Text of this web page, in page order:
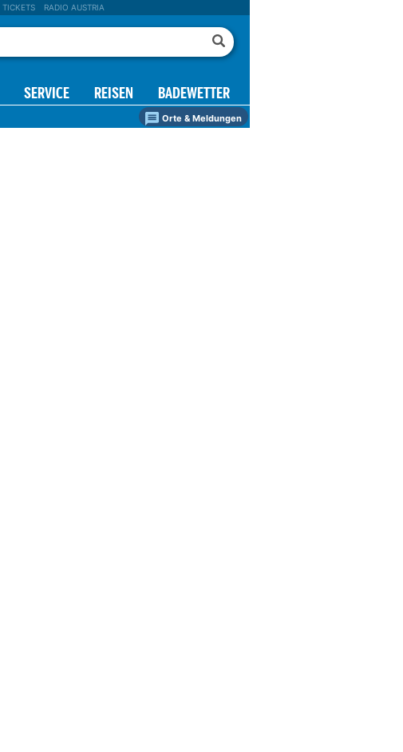
TICKETS RADIO AUSTRIA
SERVICE REISEN BADEWETTER
Orte & Meldungen